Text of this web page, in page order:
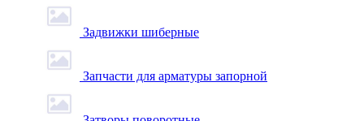
Задвижки шиберные
Запчасти для арматуры запорной